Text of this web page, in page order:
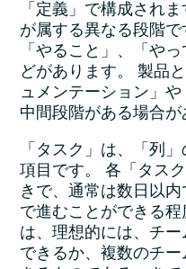
「定義」で構成され
が属する異なる段階
「やること」、「や
どがあります。 製品
ュメンテーション」
中間段階がある場合が
「タスク」は、「列
項目です。 各「タス
きで、通常は数日以
で進むことができる程
は、理想的には、チ
できるか、複数のチ